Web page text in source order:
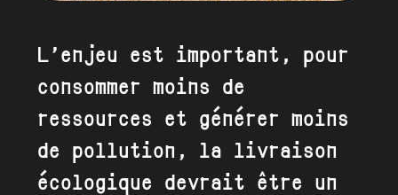
L’enjeu est important, pour
consommer moins de
ressources et générer moins
de pollution, la livraison
écologique devrait être un